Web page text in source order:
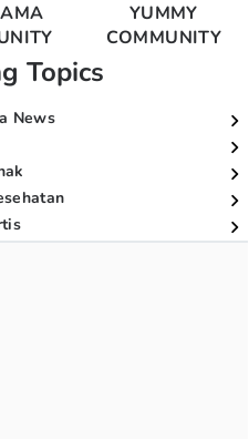
YUMMY
COMMUNITY
Topics
News